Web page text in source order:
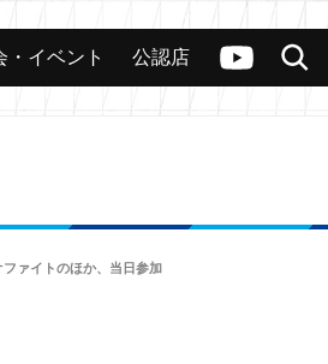
ヴァンガードch
検索
大会 公認店舗 その他
・イベント 公認店
ァイトのほか、当日参加